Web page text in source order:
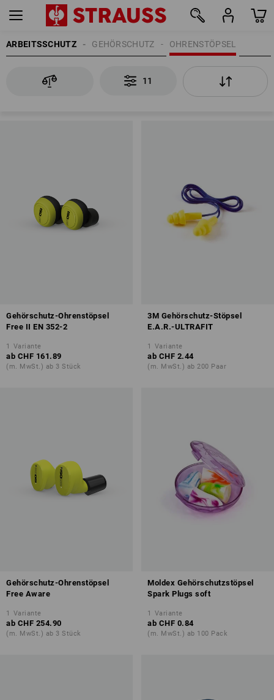
ARBEITSSCHUTZ OHRENSTÖPSEL
GEHÖRSCHUTZ
11
Gehörschutz-Ohrenstöpsel
Free II EN 352-2
1 Variante
ab CHF 161.89
(m. MwSt.) ab 3 Stück
3M Gehörschutz-Stöpsel
E.A.R.-ULTRAFIT
1 Variante
ab CHF 2.44
(m. MwSt.) ab 200 Paar
Gehörschutz-Ohrenstöpsel
Free Aware
1 Variante
ab CHF 254.90
(m. MwSt.) ab 3 Stück
Moldex Gehörschutzstöpsel
Spark Plugs soft
1 Variante
ab CHF 0.84
(m. MwSt.) ab 100 Pack